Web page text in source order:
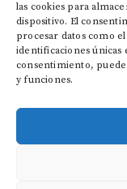
las cookies para
dispositivo. El
procesar datos como
identificaciones
consentimiento,
y funciones.
CONTACTO
POLÍTICA DE